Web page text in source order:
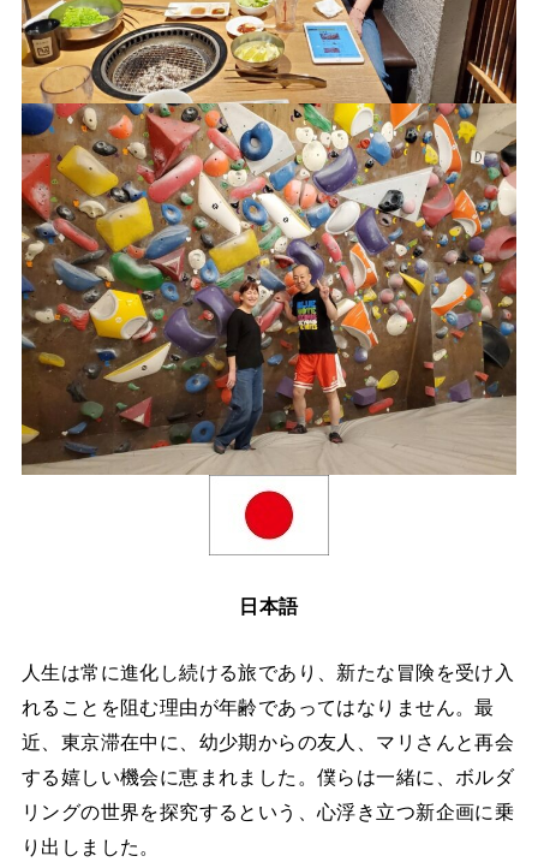
日本語
人生は常に進化し続ける旅であり、新たな冒険を受け入
れることを阻む理由が年齢であってはなりません。最
近、東京滞在中に、幼少期からの友人、マリさんと再会
する嬉しい機会に恵まれました。僕らは一緒に、ボルダ
リングの世界を探究するという、心浮き立つ新企画に乗
り出しました。